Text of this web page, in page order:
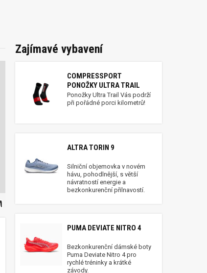
Zajímavé vybavení
COMPRESSPORT
PONOŽKY ULTRA TRAIL
Ponožky Ultra Trail Vás podrží
při pořádné porci kilometrů!
ALTRA TORIN 9
Silniční objemovka v novém
hávu, pohodlnější, s větší
návratností energie a
bezkonkurenční přilnavostí.
PUMA DEVIATE NITRO 4
Bezkonkurenční dámské boty
Puma Deviate Nitro 4 pro
rychlé tréninky a krátké
závody.